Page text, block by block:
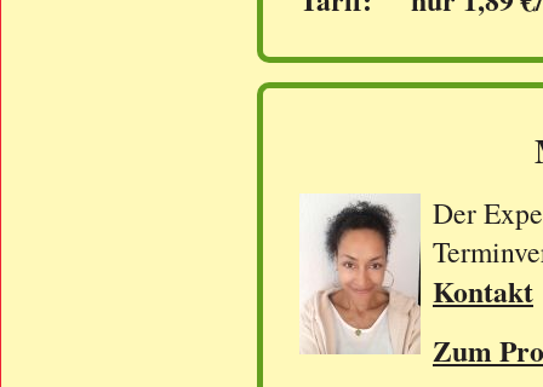
Der
Kontakt
Zum